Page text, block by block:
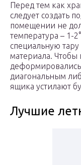
Перед тем как
следует создать
помещении не
температура – 1-
специальную
материала.
диагональным
ящика устилают
Лучшие